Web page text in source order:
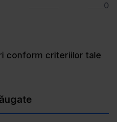
0
conform criteriilor tale